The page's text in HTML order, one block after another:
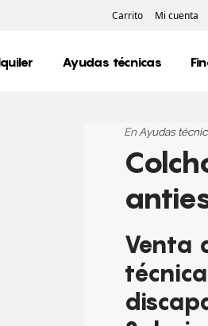
Carrito Mi cuenta
Ayudas técnicas
En Ayudas
Venta